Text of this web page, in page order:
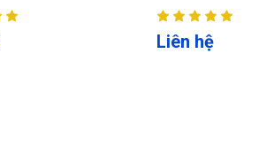
Liên hệ